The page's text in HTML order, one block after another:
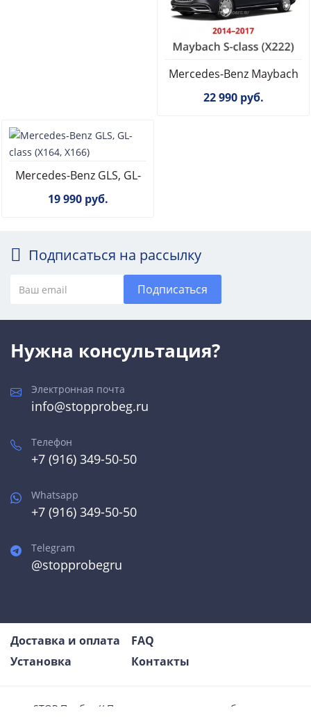
Mercedes-Benz Maybach
22 990 руб.
Mercedes-Benz GLS, GL-
19 990 руб.
Подписаться на рассылку
Подписаться
Нужна консультация?
Электронная почта
info@stopprobeg.ru
Телефон
+7 (916) 349-50-50
Whatsapp
+7 (916) 349-50-50
Telegram
@stopprobegru
Доставка и оплата
Установка
FAQ
Контакты
STOP Пробег // Продажа и установка приборов для